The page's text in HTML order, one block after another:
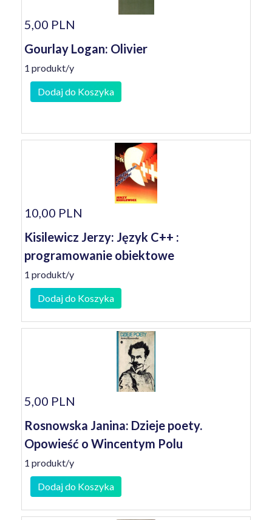
5,00 PLN
Gourlay Logan: Olivier
1 produkt/y
Dodaj do Koszyka
10,00 PLN
Kisilewicz Jerzy: Język C++ :
programowanie obiektowe
1 produkt/y
Dodaj do Koszyka
5,00 PLN
Rosnowska Janina: Dzieje poety.
Opowieść o Wincentym Polu
1 produkt/y
Dodaj do Koszyka